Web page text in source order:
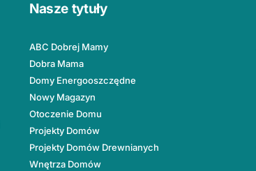
Nasze tytuły
ABC Dobrej Mamy
Dobra Mama
Domy Energooszczędne
Nowy Magazyn
Otoczenie Domu
Projekty Domów
Projekty Domów Drewnianych
Wnętrza Domów